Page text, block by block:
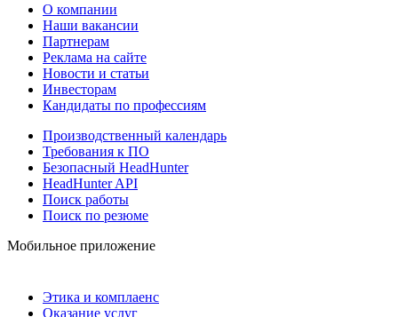
О компании
Наши вакансии
Партнерам
Реклама на сайте
Новости и статьи
Инвесторам
Кандидаты по профессиям
Производственный календарь
Требования к ПО
Безопасный HeadHunter
HeadHunter API
Поиск работы
Поиск по резюме
Мобильное приложение
Этика и комплаенс
Оказание услуг